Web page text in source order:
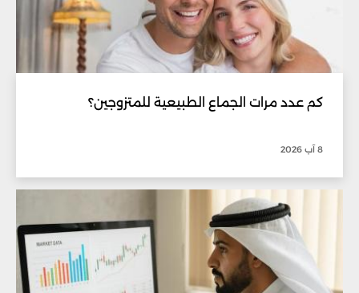
كم عدد مرات الجماع الطبيعية للمتزوجين؟
8 آب 2026